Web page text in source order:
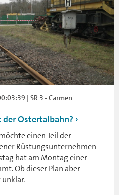
| SR 3 - Carmen
Ostertalbahn?
einen Teil der
Rüstungsunternehmen
hat am Montag einer
Ob dieser Plan aber